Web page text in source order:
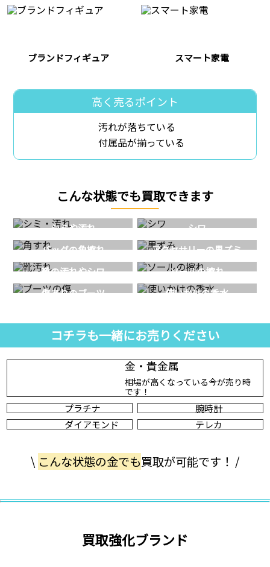
ブランドフィギュア スマート家電
高く売るポイント
汚れが落ちている
付属品が揃っている
こんな状態でも買取できます
シミや汚れ
シワ
バッグの角擦れ
アクセサリーの黒ズミ
靴の汚れやシワ
ソールの擦れ
傷ありのブーツ
使いかけの香水
コチラも一緒にお売りください
金・貴金属
相場が高くなっている今が売り時
です！
プラチナ
腕時計
ダイアモンド
テレカ
\ こんな状態の金でも買取が可能です！ /
買取強化ブランド